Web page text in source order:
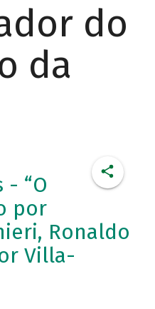
do
da
- “O
por
Ronaldo
Villa-